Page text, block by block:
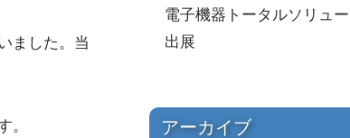
ました。当
。
電子機器トータルソリュ
出展
アーカイブ